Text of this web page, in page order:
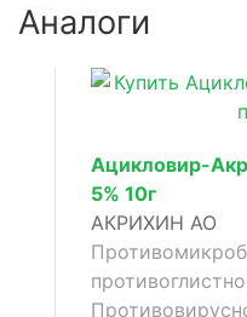
Аналоги
Ацикловир-
5% 10г
АКРИХИН АО